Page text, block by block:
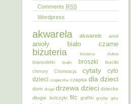
Comments RSS
Wordpress
akwarela akwarele anioł
anioły biało czarne
biżuteria
biżuteria ślubna
bransoletki
bratki broszki buciki
chmury Chorwacja cytaty
cyto
dzieci czapeczka czapka dla dzieci
dom droga drzewa dzieci dziecko
długie kolczyki filc graffiti grzyby góry